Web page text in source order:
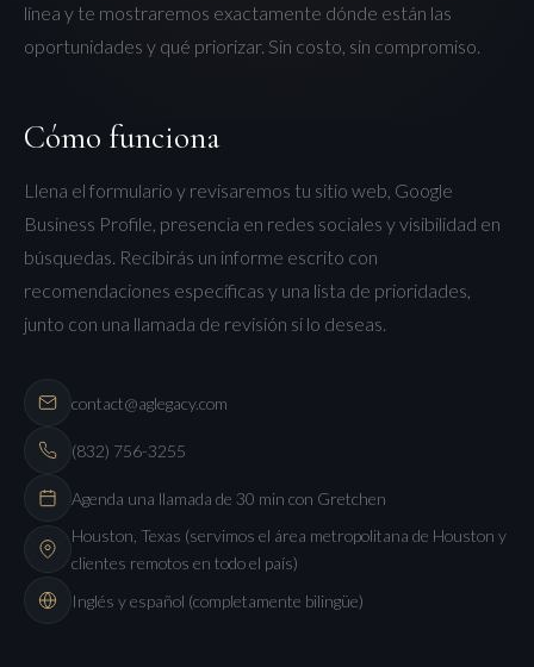
línea y te mostraremos exactamente dónde están las
oportunidades y qué priorizar. Sin costo, sin compromiso.
Cómo funciona
Llena el formulario y revisaremos tu sitio web, Google
Business Profile, presencia en redes sociales y visibilidad en
búsquedas. Recibirás un informe escrito con
recomendaciones específicas y una lista de prioridades,
junto con una llamada de revisión si lo deseas.
contact@aglegacy.com
(832) 756-3255
Agenda una llamada de 30 min con Gretchen
Houston, Texas (servimos el área metropolitana de Houston y
clientes remotos en todo el país)
Inglés y español (completamente bilingüe)